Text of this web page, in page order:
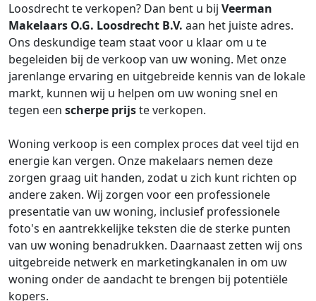
Loosdrecht te verkopen? Dan bent u bij Veerman
Makelaars O.G. Loosdrecht B.V. aan het juiste adres.
Ons deskundige team staat voor u klaar om u te
begeleiden bij de verkoop van uw woning. Met onze
jarenlange ervaring en uitgebreide kennis van de lokale
markt, kunnen wij u helpen om uw woning snel en
tegen een scherpe prijste verkopen.
Woning verkoop is een complex proces dat veel tijd en
energie kan vergen. Onze makelaars nemen deze
zorgen graag uit handen, zodat u zich kunt richten op
andere zaken. Wij zorgen voor een professionele
presentatie van uw woning, inclusief professionele
foto's en aantrekkelijke teksten die de sterke punten
van uw woning benadrukken. Daarnaast zetten wij ons
uitgebreide netwerk en marketingkanalen in om uw
woning onder de aandacht te brengen bij potentiële
kopers.